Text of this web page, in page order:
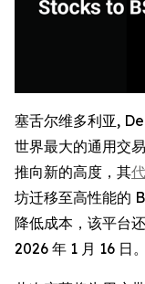
塞舌尔维多利亚,
世界最大的通用交
推向新的高度，其
坊迁移至高性能的
降低成本，该平台
2026 年 1 月 16 日。